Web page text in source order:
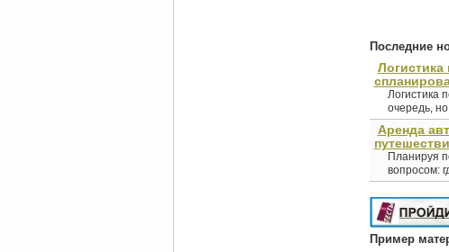
Последние
Логистика
Логистика
очередь,
Аренда
Планируя
вопросом:
Пример